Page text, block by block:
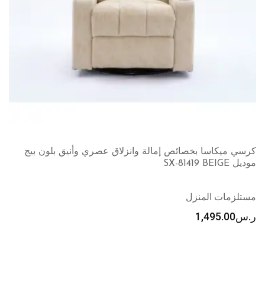
كرسي ميكاسا بخصائص إمالة وانزلاق عصري وأنيق بلون بيج
موديل SX-81419 BEIGE
مستلزمات المنزل
ر.س1,495.00